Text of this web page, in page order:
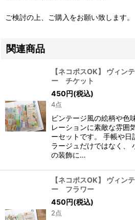
ご検討の上、ご購入をお願い致します。
関連商品
【ネコポスOK】 ヴィ
ー チケット
450円(税込)
4点
ビンテージ風の絵柄や色
レーションに素敵な雰囲
ーセットです。 手帳や日
ラージュだけではなく、
の装飾に…
【ネコポスOK】 ヴィ
ー フラワー
450円(税込)
2点